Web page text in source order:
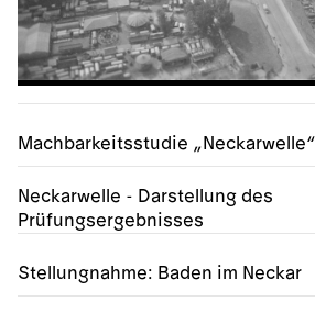
Machbarkeitsstudie „Neckarwelle“
Neckarwelle - Darstellung des
Prüfungsergebnisses
Stellungnahme: Baden im Neckar